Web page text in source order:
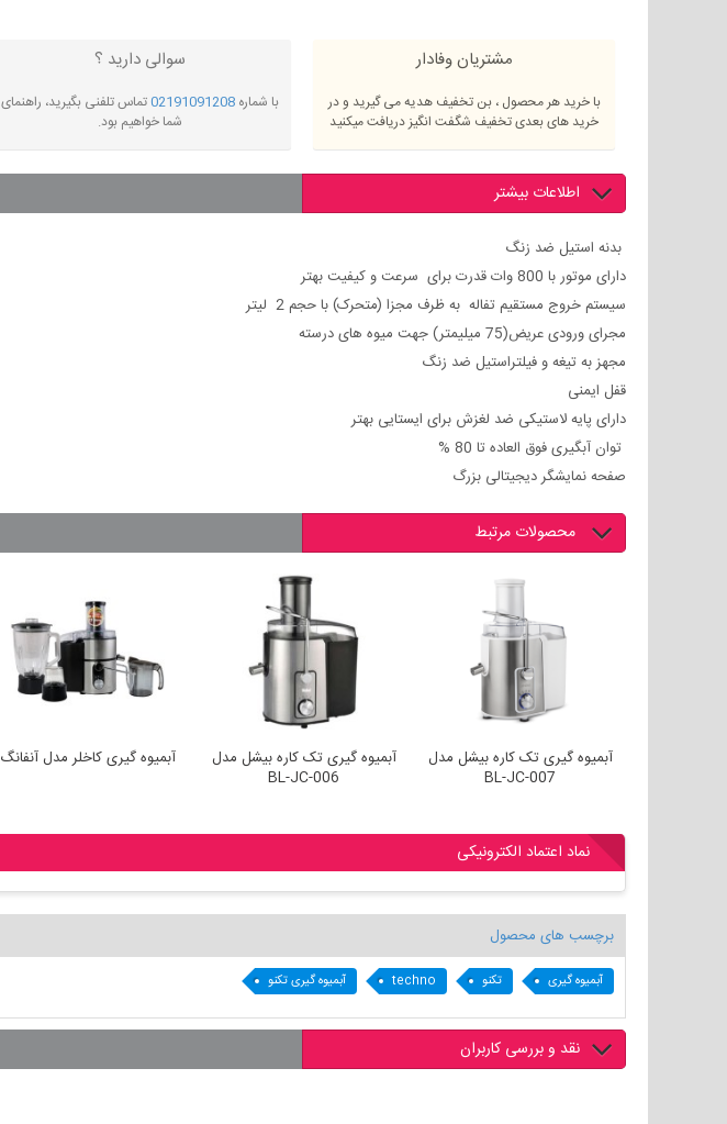
مشتریان وفادار
با خرید هر محصول ، بن تخفیف هدیه می گیرید و در
خرید های بعدی تخفیف شگفت انگیز دریافت میکنید
سوالی دارید ؟
با شماره 02191091208تماس تلفنی بگیرید، راهنمای
شما خواهیم بود.
اطلاعات بیشتر
بدنه استیل ضد زنگ
دارای موتور با 800وات قدرت برای سرعت و کیفیت بهتر
سیستم خروج مستقیم تفاله به ظرف مجزا (متحرک) با حجم 2 لیتر
مجرای ورودی عریض(75 میلیمتر) جهت میوه های درسته
مجهز به تیغه و فیلتراستیل ضد زنگ
قفل ایمنی
دارای پایه لاستیکی ضد لغزش برای ایستایی بهتر
توان آبگیری فوق العاده تا 80
%
صفحه نمایشگر دیجیتالی بزرگ
محصولات مرتبط
آبمیوه گیری کاخلر مدل آنفانگ
آبمیوه گیری تک کاره بیشل مدل
BL-JC-006
آبمیوه گیری تک کاره بیشل مدل
BL-JC-007
نماد اعتماد الکترونیکی
برچسب های محصول
آبمیوه گیری تکنو techno آبمیوه گیری تکنو
نقد و بررسی کاربران